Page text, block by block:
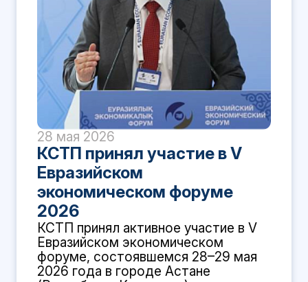
28 мая 2026
КСТП принял участие в V
Евразийском
экономическом форуме
2026
КСТП принял активное участие в V
Евразийском экономическом
форуме, состоявшемся 28–29 мая
2026 года в городе Астане